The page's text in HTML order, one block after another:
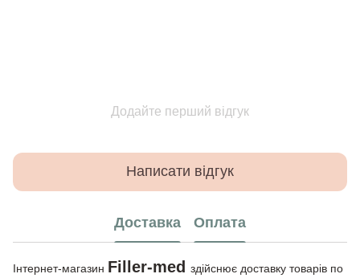
Додайте перший відгук
Написати відгук
Доставка Оплата
Інтернет-магазин Filler-med здійснює доставку товарів по